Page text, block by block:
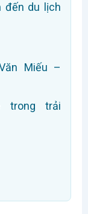
đến du lịch
Miếu –
trong trải